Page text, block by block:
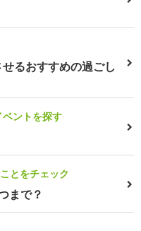
るおすすめの過ごし
ベントを探す
とをチェック
まで？